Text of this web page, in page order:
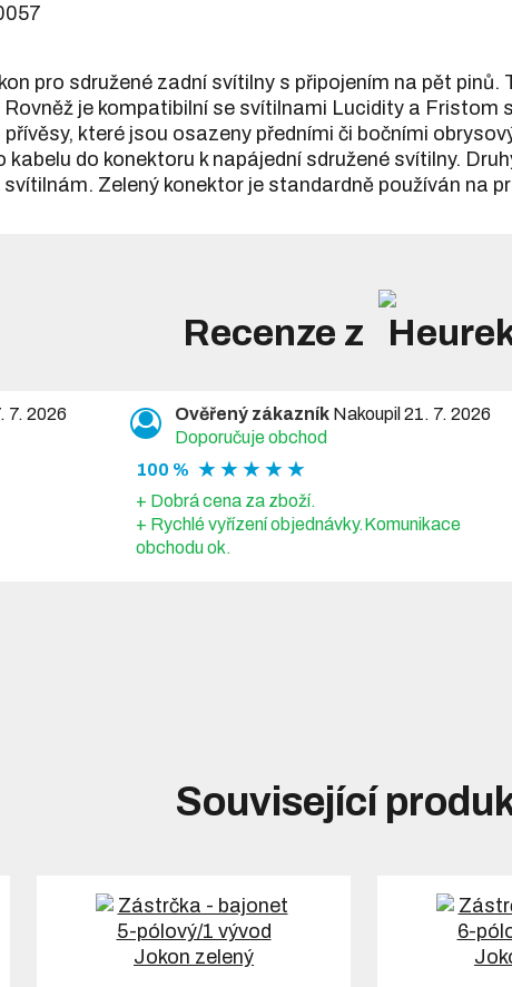
pro sdružené zadní svítilny s připojením na pět
je kompatibilní se svítilnami Lucidity a Fristom
které jsou osazeny předními či bočními
do konektoru k napájední sdružené svítilny.
Zelený konektor je standardně používán na
Recenze z
7. 2026
Ověřený zákazníkNakoupil 21. 7. 2026
Doporučuje obchod
100 % ★ ★ ★ ★ ★
+ Dobrá cena za zboží.
+ Rychlé vyřízení objednávky.Komunikace
obchodu ok.
Související